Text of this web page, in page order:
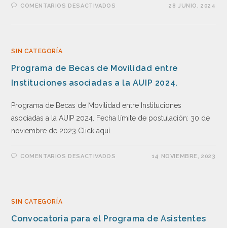
COMENTARIOS DESACTIVADOS 28 JUNIO, 2024
SIN CATEGORÍA
Programa de Becas de Movilidad entre
Instituciones asociadas a la AUIP 2024.
Programa de Becas de Movilidad entre Instituciones
asociadas a la AUIP 2024. Fecha límite de postulación: 30 de
noviembre de 2023 Click aquí.
COMENTARIOS DESACTIVADOS 14 NOVIEMBRE, 2023
SIN CATEGORÍA
Convocatoria para el Programa de Asistentes